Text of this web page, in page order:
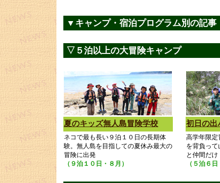
▼キャンプ・宿泊プログラム別の記事
▽５泊以上の大冒険キャンプ
夏のキッズ無人島冒険学校
ネコで最も長い９泊１０日の長期体
験。無人島を目指しての夏休み最大の
冒険に出発
（９泊１０日・８月）
初日の出
高学年限定
を背負っ
と仲間だけ
（５泊６